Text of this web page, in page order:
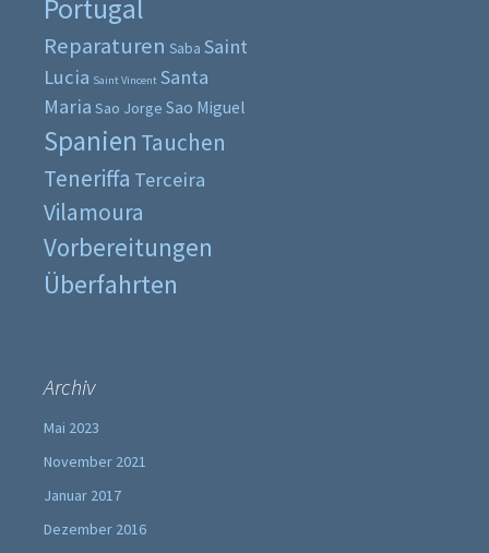
Portugal
Reparaturen Saba Saint
Lucia Saint Vincent Santa
Maria Sao Jorge Sao Miguel
Spanien Tauchen
Teneriffa Terceira
Vilamoura
Vorbereitungen
Überfahrten
Archiv
Mai 2023
November 2021
Januar 2017
Dezember 2016